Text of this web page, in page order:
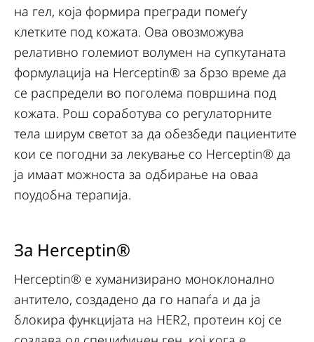
на гел, која формира прегради помеѓу
клетките под кожата. Ова овозможува
релативно големиот волумен на супкутаната
формулација на Herceptin® за брзо време да
се распредели во поголема површина под
кожата. Рош соработува со регулаторните
тела ширум светот за да обезбеди пациентите
кои се погодни за лекување со Herceptin® да
ја имаат можноста за одбирање на оваа
поудобна терапија.
За Herceptin®
Herceptin® е хуманизирано моноклонално
антитело, создадено да го напаѓа и да ја
блокира функцијата на HER2, протеин кој се